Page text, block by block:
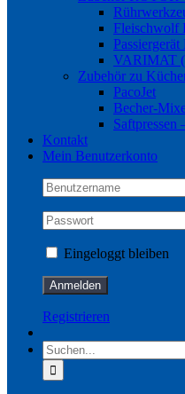
Fleischwolf
Passiergerät
VARIMAT
Zubehör zu
PacoJet
Becher-
Saftpressen
Kontakt
Mein Benutzerkonto
Eingeloggt bleiben
Registrieren
Suche
nach: